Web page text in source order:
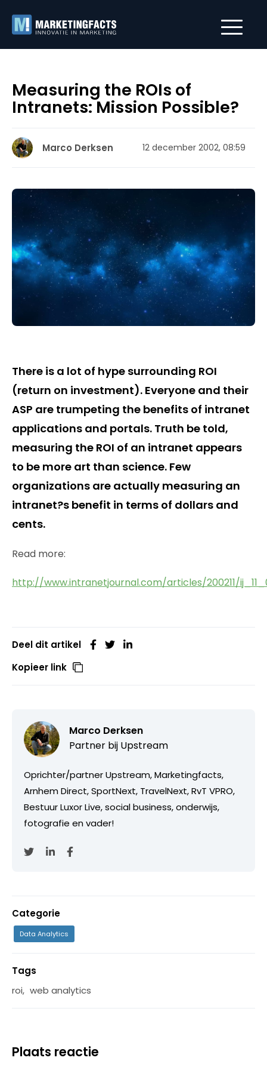
Measuring the ROIs of
Intranets: Mission Possible?
Marco Derksen 12 december 2002, 08:59
There is a lot of hype surrounding ROI
(return on investment). Everyone and their
ASP are trumpeting the benefits of intranet
applications and portals. Truth be told,
measuring the ROI of an intranet appears
to be more art than science. Few
organizations are actually measuring an
intranet?s benefit in terms of dollars and
cents.
Read more:
http://www.intranetjournal.com/articles/200211/
Deel dit artikel
Kopieer link
Marco Derksen
Partner bij Upstream
Oprichter/partner Upstream, Marketingfacts,
Arnhem Direct, SportNext, TravelNext, RvT VPRO,
Bestuur Luxor Live, social business, onderwijs,
fotografie en vader!
Categorie
Data Analytics
Tags
roi, web analytics
Plaats reactie